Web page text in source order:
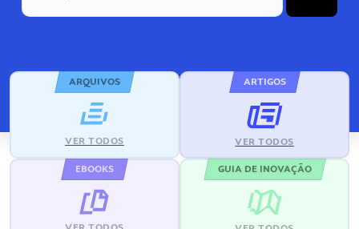
ARQUIVOS
VER TODOS
ARTIGOS
VER TODOS
EBOOKS GUIA DE INOVAÇÃO